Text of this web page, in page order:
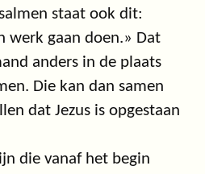
staat ook dit:
werk gaan doen.» Dat
anders in de plaats
Die kan dan samen
dat Jezus is opgestaan
die vanaf het begin